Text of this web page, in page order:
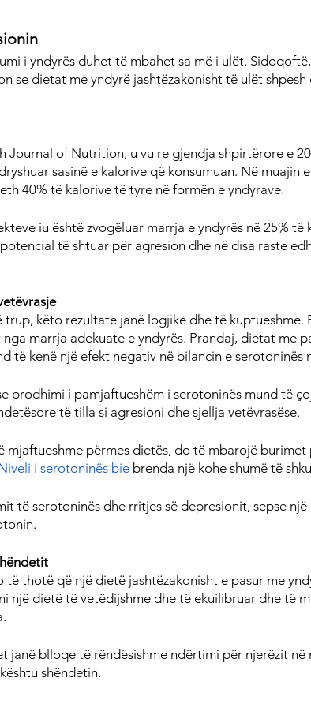
i yndyrës duhet të mbahet sa më i ulët.
se dietat me yndyrë jashtëzakonisht të ulët shpesh
Journal of Nutrition, u vu re gjendja shpirtërore e
sasinë e kalorive që konsumuan. Në muajin
40% të kalorive të tyre në formën e yndyrave.
iu është zvogëluar marrja e yndyrës në 25% të
të shtuar për agresion dhe në disa raste
këto rezultate janë logjike dhe të kuptueshme.
marrja adekuate e yndyrës. Prandaj, dietat me
të kenë një efekt negativ në bilancin e serotoninës
prodhimi i pamjaftueshëm i serotoninës mund të
të tilla si agresioni dhe sjellja vetëvrasëse.
mjaftueshme përmes dietës, do të mbarojë burimet
i serotoninës bie brenda një kohe shumë të
të serotoninës dhe rritjes së depresionit, sepse një
thotë që një dietë jashtëzakonisht e pasur me
një dietë të vetëdijshme dhe të ekuilibruar dhe të
blloqe të rëndësishme ndërtimi për njerëzit në
shëndetin.